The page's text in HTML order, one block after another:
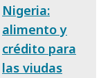
Nigeria:
alimento y
crédito para
las viudas